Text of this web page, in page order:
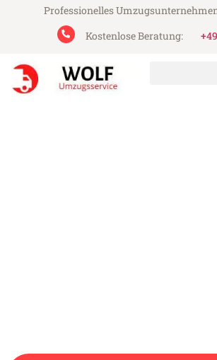
Professionelles
Kostenlose Beratung: